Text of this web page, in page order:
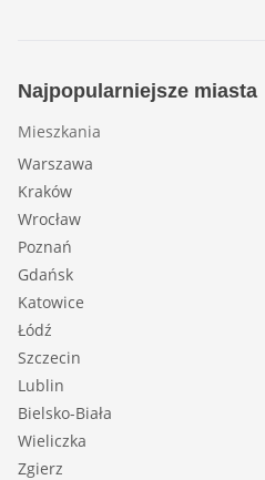
Najpopularniejsze miasta
Mieszkania
Warszawa
Kraków
Wrocław
Poznań
Gdańsk
Katowice
Łódź
Szczecin
Lublin
Bielsko-Biała
Wieliczka
Zgierz